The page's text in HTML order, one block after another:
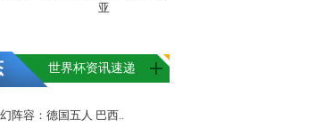
亚
世界杯资讯速递
阵容：德国五人 巴西..